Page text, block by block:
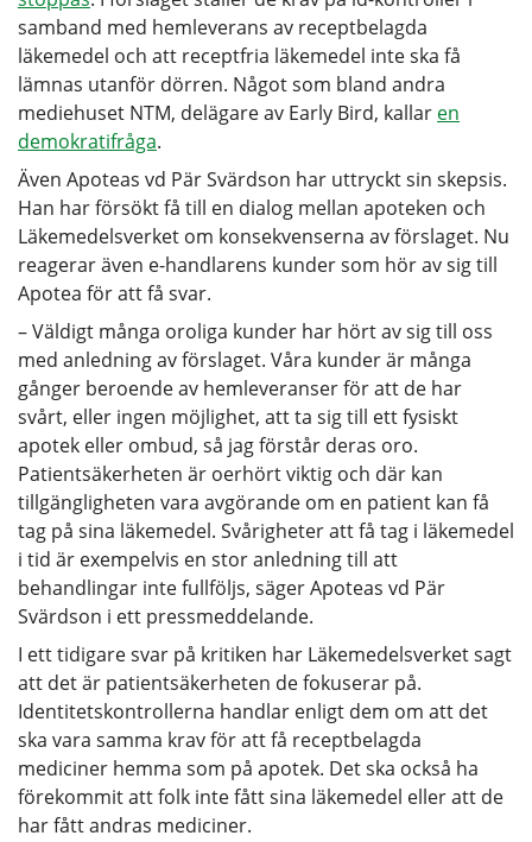
samband med hemleverans av receptbelagda
läkemedel och att receptfria läkemedel inte ska få
lämnas utanför dörren. Något som bland andra
mediehuset NTM, delägare av Early Bird, kallar en
demokratifråga.
Även Apoteas vd Pär Svärdson har uttryckt sin skepsis.
Han har försökt få till en dialog mellan apoteken och
Läkemedelsverket om konsekvenserna av förslaget. Nu
reagerar även e-handlarens kunder som hör av sig till
Apotea för att få svar.
– Väldigt många oroliga kunder har hört av sig till oss
med anledning av förslaget. Våra kunder är många
gånger beroende av hemleveranser för att de har
svårt, eller ingen möjlighet, att ta sig till ett fysiskt
apotek eller ombud, så jag förstår deras oro.
Patientsäkerheten är oerhört viktig och där kan
tillgängligheten vara avgörande om en patient kan få
tag på sina läkemedel. Svårigheter att få tag i läkemedel
i tid är exempelvis en stor anledning till att
behandlingar inte fullföljs, säger Apoteas vd Pär
Svärdson i ett pressmeddelande.
I ett tidigare svar på kritiken har Läkemedelsverket sagt
att det är patientsäkerheten de fokuserar på.
Identitetskontrollerna handlar enligt dem om att det
ska vara samma krav för att få receptbelagda
mediciner hemma som på apotek. Det ska också ha
förekommit att folk inte fått sina läkemedel eller att de
har fått andras mediciner.